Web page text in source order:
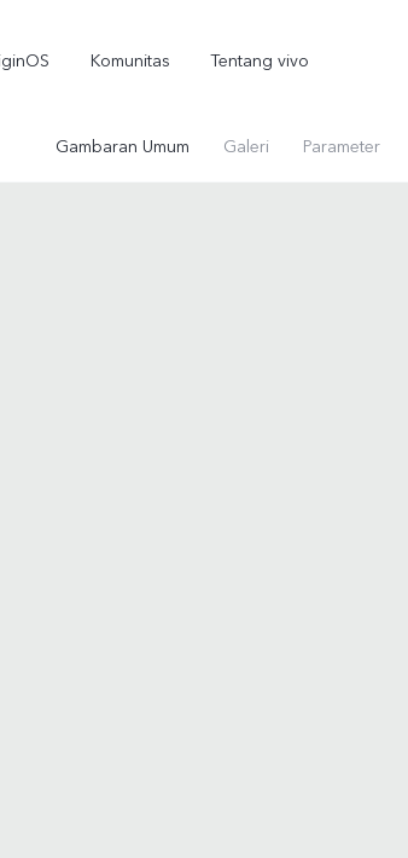
Komunitas Tentang vivo
Gambaran Umum Galeri Parameter